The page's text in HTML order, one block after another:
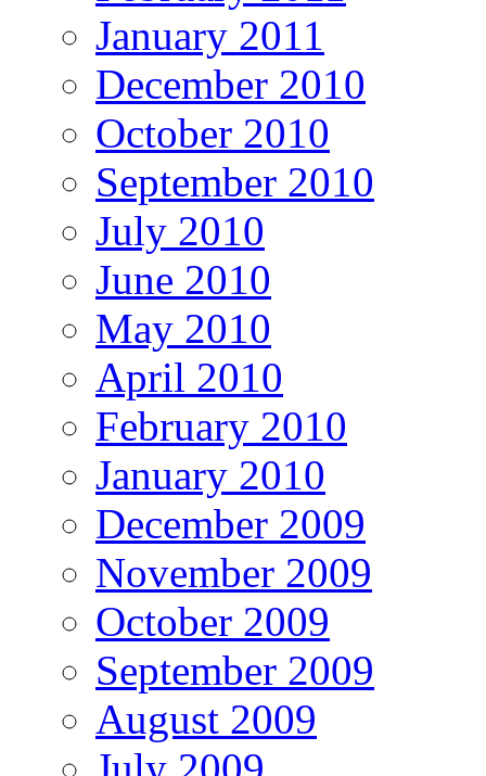
January 2011
December 2010
October 2010
September 2010
July 2010
June 2010
May 2010
April 2010
February 2010
January 2010
December 2009
November 2009
October 2009
September 2009
August 2009